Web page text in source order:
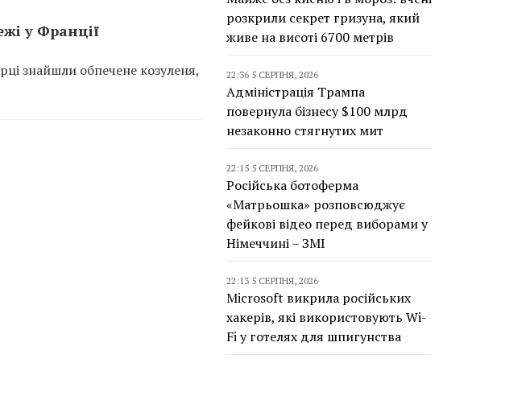
у Франції
знайшли обпечене козуленя,
розкрили секрет гризуна, який
живе на висоті 6700 метрів
22:36 5 СЕРПНЯ, 2026
Адміністрація Трампа
повернула бізнесу $100 млрд
незаконно стягнутих мит
22:15 5 СЕРПНЯ, 2026
Російська ботоферма
«Матрьошка» розповсюджує
фейкові відео перед виборами у
Німеччині – ЗМІ
22:13 5 СЕРПНЯ, 2026
Microsoft викрила російських
хакерів, які використовують Wi-
Fi у готелях для шпигунства